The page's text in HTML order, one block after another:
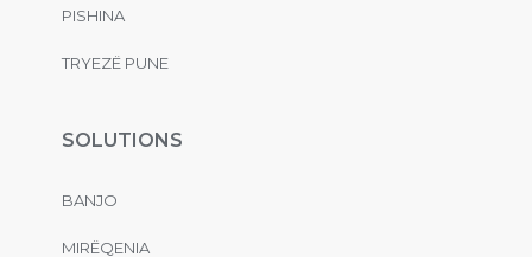
PISHINA
TRYEZË PUNE
SOLUTIONS
BANJO
MIRËQENIA